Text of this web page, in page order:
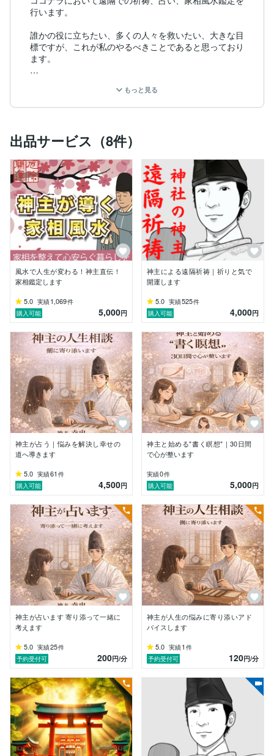
行います。
誰かの役に立ちたい、多くの人々を救いたい、大きな目
標ですが、これが私のやるべきことであると思っており
ます。
これまでも、使命を持って神々にご奉仕しているつもり
でした。
み、戸惑い、困っている状況を目の当たりにいたしまし
た。
なんとか救いたい、助けになりたい、と思うようになり
ました。
自分がやるべきこと、というものを今一度見直し、さら
に勉強し、日々活動しております。
まだまだ、道半ばですが、ご縁をいただければ誠心誠意
務めさせていただきます。
特徴としては
・スピリチュアル的なアドバイスと、現実的なアドバイ
どちらか一方だけでは現実は変わっていきません。
物質世界に干渉していくには、意識と選択、集中とエネ
ルギーを継続して
注ぎ込むことによって現実が変化していきます。
それには、現実世界での取り組みが絶対に必要です。
だからこそ、１ヶ月のご祈祷期間を設け、同行二人と申
しますが私が寄り添ってアドバイスしていくのです。
どうぞ一緒に人生の転機を体験しましょう。
所有資格
神社本庁 明階
神社検定１級
易学鑑定士
よろしくお願いします！
招待コード（ココナラ初めて利用の方はご活用くださ
い）
↓↓↓
WYWMRB
もっと見る
出品サービス（8件）
風水で人生が変わる！神主直伝！
家相鑑定します
5.0 実績1,069件
購入可能
5,000円
神主による遠隔祈祷｜祈りと気で
開運します
5.0 実績525件
購入可能
4,000円
神主が占う｜悩みを解決し幸せの
道へ導きます
5.0 実績61 件
購入可能
4,500円
神主と始める"書く瞑想"｜30日間
で心が整います
実績0件
購入可能
5,000円
神主が占います 寄り添って一緒に
考えます
5.0 実績25件
予約受付可
200円/分
神主が人生の悩みに寄り添いアド
バイスします
5.0 実績1 件
予約受付可
120円/分